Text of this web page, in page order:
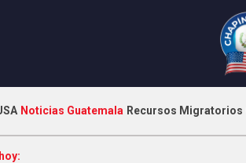
Noticias Guatemala Recursos Migratorios